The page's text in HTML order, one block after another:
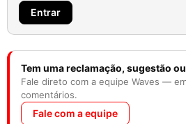
Entrar
Tem uma reclamação, sugestão
Fale direto com a equipe Waves —
comentários.
Fale com a equipe